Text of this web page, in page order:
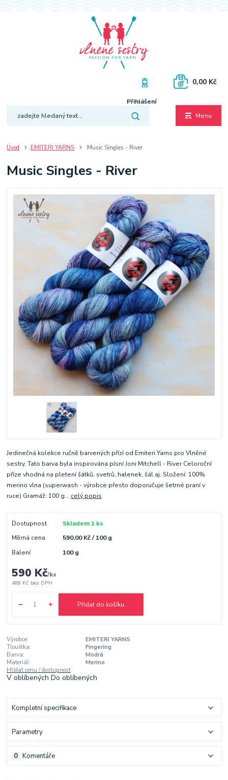
Menu
Přihlášení
0,00 Kč
Úvod EMITERI YARNS Music Singles - River
Music Singles - River
Jedinečná kolekce ručně barvených přízí od Emiteri Yarns pro Vlněné
sestry. Tato barva byla inspirována písní Joni Mitchell - River Celoroční
příze vhodná na pletení šátků, svetrů, halenek, šál aj. Složení: 100%
merino vlna (superwash - výrobce přesto doporučuje šetrné praní v
ruce) Gramáž: 100 g... celý popis
Dostupnost
Skladem 1 ks
Měrná cena
590,00 Kč / 100 g
Balení
100 g
590 Kč/ks
488 Kč bez DPH
Přidat do košíku
Výrobce:
EMITERI YARNS
Tloušťka:
Fingering
Barva:
Modrá
Materiál:
Merino
Hlídat cenu / dostupnost
V oblíbenýchDo oblíbených
Kompletní specifikace
Parametry
Komentáře
0